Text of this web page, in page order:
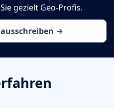
gezielt Geo-Profis.
ausschreiben →